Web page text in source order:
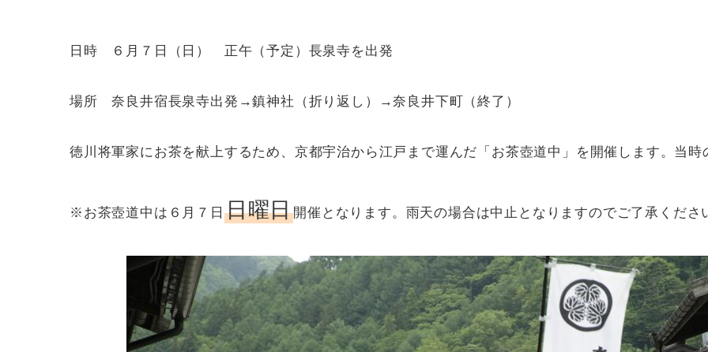
日時 ６月７日（日） 正午（予定）長泉寺を出発
場所 奈良井宿長泉寺出発→鎮神社（折り返し）→奈良井下町（終了）
徳川将軍家にお茶を献上するため、京都宇治から江戸まで運んだ「お茶壺道中」を開催します。当
※お茶壺道中は６月７日 日曜日開催となります。雨天の場合は中止となりますのでご了承くださ